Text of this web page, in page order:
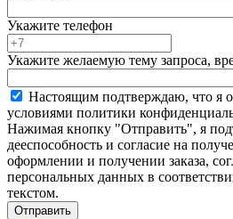
Укажите телефон
Укажите желаемую тему запроса,
Настоящим подтверждаю, что я
условиями политики
Нажимая кнопку "Отправить", я
дееспособность и согласие на
оформлении и получении заказа,
персональных данных в
текстом.
Отправить